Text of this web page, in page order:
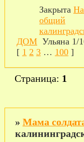
Закрыта
общий
ДОМ Ульяна 1/
[ 1 2 3 … 100 ]
Страница: 1
» Мама